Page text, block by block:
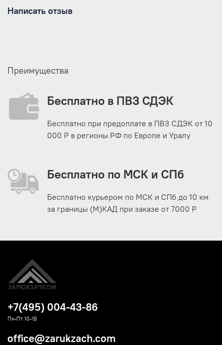
Написать отзыв
Преимущества
Бесплатно в ПВЗ СДЭК
Бесплатно при предоплате в ПВЗ СДЭК от 10
000 Р в регионы РФ по Европе и Уралу
Бесплатно по МСК и СПб
Бесплатно курьером по МСК и СПб до 10 км
за границы (М)КАД при заказе от 7000 Р
+7(495) 004-43-86
Пн-Пт 10-18
office@zarukzach.com